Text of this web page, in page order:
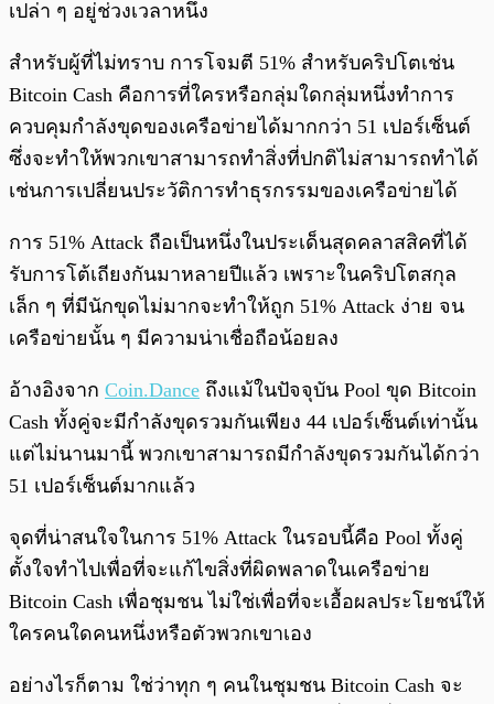
เปล่า ๆ อยู่ช่วงเวลาหนึ่ง
สำหรับผู้ที่ไม่ทราบ การโจมตี 51% สำหรับคริปโตเช่น
Bitcoin Cash คือการที่ใครหรือกลุ่มใดกลุ่มหนึ่งทำการ
ควบคุมกำลังขุดของเครือข่ายได้มากกว่า 51 เปอร์เซ็นต์
ซึ่งจะทำให้พวกเขาสามารถทำสิ่งที่ปกติไม่สามารถทำได้
เช่นการเปลี่ยนประวัติการทำธุรกรรมของเครือข่ายได้
การ 51% Attack ถือเป็นหนึ่งในประเด็นสุดคลาสสิคที่ได้
รับการโต้เถียงกันมาหลายปีแล้ว เพราะในคริปโตสกุล
เล็ก ๆ ที่มีนักขุดไม่มากจะทำให้ถูก 51% Attack ง่าย จน
เครือข่ายนั้น ๆ มีความน่าเชื่อถือน้อยลง
อ้างอิงจาก Coin.Dance ถึงแม้ในปัจจุบัน Pool ขุด Bitcoin
Cash ทั้งคู่จะมีกำลังขุดรวมกันเพียง 44 เปอร์เซ็นต์เท่านั้น
แต่ไม่นานมานี้ พวกเขาสามารถมีกำลังขุดรวมกันได้กว่า
51 เปอร์เซ็นต์มากแล้ว
จุดที่น่าสนใจในการ 51% Attack ในรอบนี้คือ Pool ทั้งคู่
ตั้งใจทำไปเพื่อที่จะแก้ไขสิ่งที่ผิดพลาดในเครือข่าย
Bitcoin Cash เพื่อชุมชน ไม่ใช่เพื่อที่จะเอื้อผลประโยชน์ให้
ใครคนใดคนหนึ่งหรือตัวพวกเขาเอง
อย่างไรก็ตาม ใช่ว่าทุก ๆ คนในชุมชน Bitcoin Cash จะ